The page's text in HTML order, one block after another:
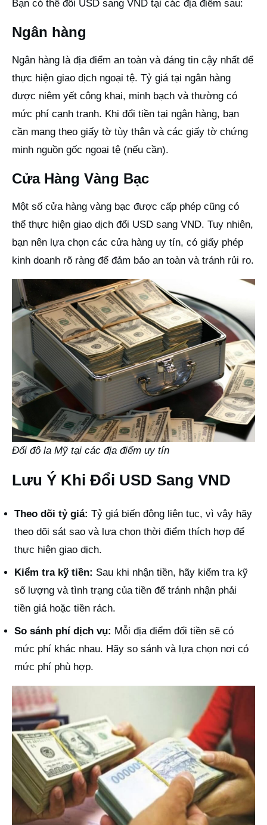
Bạn có thể đổi USD sang VND tại các địa điểm sau:
Ngân hàng
Ngân hàng là địa điểm an toàn và đáng tin cậy nhất để
thực hiện giao dịch ngoại tệ. Tỷ giá tại ngân hàng
được niêm yết công khai, minh bạch và thường có
mức phí cạnh tranh. Khi đổi tiền tại ngân hàng, bạn
cần mang theo giấy tờ tùy thân và các giấy tờ chứng
minh nguồn gốc ngoại tệ (nếu cần).
Cửa Hàng Vàng Bạc
Một số cửa hàng vàng bạc được cấp phép cũng có
thể thực hiện giao dịch đổi USD sang VND. Tuy nhiên,
bạn nên lựa chọn các cửa hàng uy tín, có giấy phép
kinh doanh rõ ràng để đảm bảo an toàn và tránh rủi ro.
Đổi đô la Mỹ tại các địa điểm uy tín
Lưu Ý Khi Đổi USD Sang VND
Theo dõi tỷ giá: Tỷ giá biến động liên tục, vì vậy hãy
theo dõi sát sao và lựa chọn thời điểm thích hợp để
thực hiện giao dịch.
Kiểm tra kỹ tiền: Sau khi nhận tiền, hãy kiểm tra kỹ
số lượng và tình trạng của tiền để tránh nhận phải
tiền giả hoặc tiền rách.
So sánh phí dịch vụ: Mỗi địa điểm đổi tiền sẽ có
mức phí khác nhau. Hãy so sánh và lựa chọn nơi có
mức phí phù hợp.